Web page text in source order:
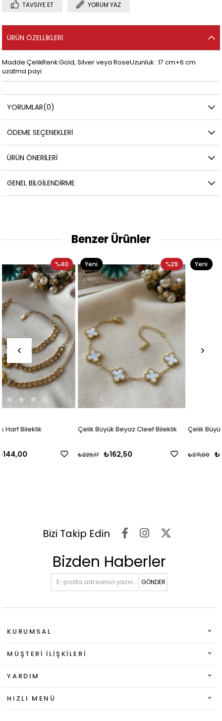
TAVSIYE ET YORUM YAZ
ÜRÜN ÖZELLIKLERI
Madde:ÇelikRenk:Gold, Silver veya RoseUzunluk : 17 cm+6 cm
uzatma payı
YORUMLAR(0)
ÖDEME SEÇENEKLERI
ÜRÜN ÖNERILERI
GENEL BILGILENDIRME
Benzer Ürünler
Çelik Büyük Beyaz Cleef Bileklik
₺162,50
₺229,17
%29
Yeni
Ürün
Çelik Büyük Siyah Cleef Bileklik
₺163,00
₺271,00
Yeni
Ürün
Bizi Takip Edin
Bizden Haberler
GÖNDER
KURUMSAL
MÜŞTERI İLIŞKILERI
YARDIM
HIZLI MENÜ